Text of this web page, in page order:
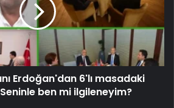
Erdoğan'dan 6'lı masadaki
ben mi ilgileneyim?